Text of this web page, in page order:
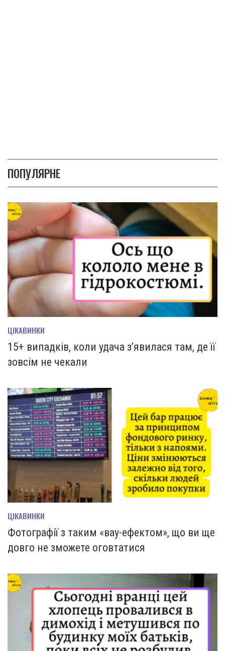
ПОПУЛЯРНЕ
ЦІКАВИНКИ
15+ випадків, коли удача з’явилася там, де її
зовсім не чекали
ЦІКАВИНКИ
Фотографії з таким «вау-ефектом», що ви ще
довго не зможете оговтатися